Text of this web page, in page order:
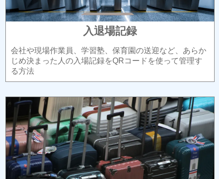
入退場記録
会社や現場作業員、学習塾、保育園の送迎など、あらか
じめ決まった人の入場記録をQRコードを使って管理す
る方法